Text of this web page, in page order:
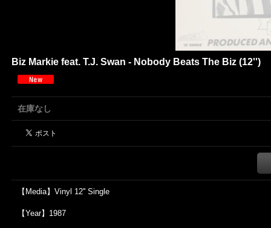
Biz Markie feat. T.J. Swan - Nobody Beats The Biz (12'')
在庫なし
【Media】Vinyl 12'' Single
【Year】1987